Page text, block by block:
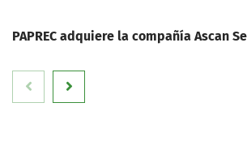
PAPREC adquiere la compañía Ascan